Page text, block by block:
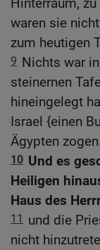
waren sie
zum heutigen
9 Nichts war
steinernen
hineingelegt
Israel {einen
Ägypten
10 Und es
Heiligen
Haus des
11 und die
nicht